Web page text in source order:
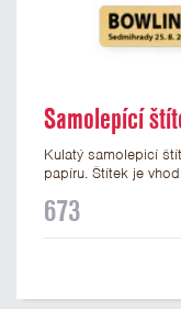
Samolepící
Kulatý samolepicí
papíru. Štítek je
mm. Na štítek je
673